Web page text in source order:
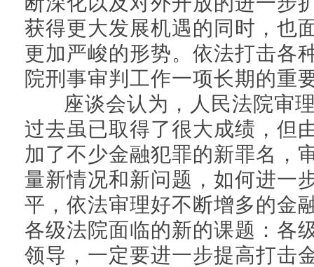
获得更大发展机遇的同时，也
更加严峻的形势。依法打击各
院刑事审判工作一项长期的重
座谈会认为，人民法院审理
过去虽已取得了很大成绩，但
加了不少金融犯罪的新罪名，
量新情况和新问题，如何进一
平，依法审理好不断增多的金
各级法院面临的新的课题：各
领导，一定要进一步提高打击